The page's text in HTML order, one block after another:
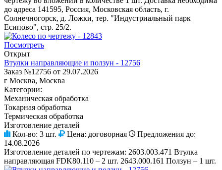
до адреса 141595, Россия, Московская область, г.
Солнечногорск, д. Ложки, тер. "Индустриальный парк
Есипово", стр. 25/2.
Посмотреть
Открыт
Втулки направляющие и ползун - 12756
Заказ №12756 от 29.07.2026
г Москва, Москва
Категории:
Механическая обработка
Токарная обработка
Термическая обработка
Изготовление деталей
Кол-во: 3 шт. Цена: договорная
Предложения до:
14.08.2026
Изготовление деталей по чертежам: 2603.003.471 Втулка
направляющая FDK80.110 – 2 шт. 2643.000.161 Ползун – 1 шт.